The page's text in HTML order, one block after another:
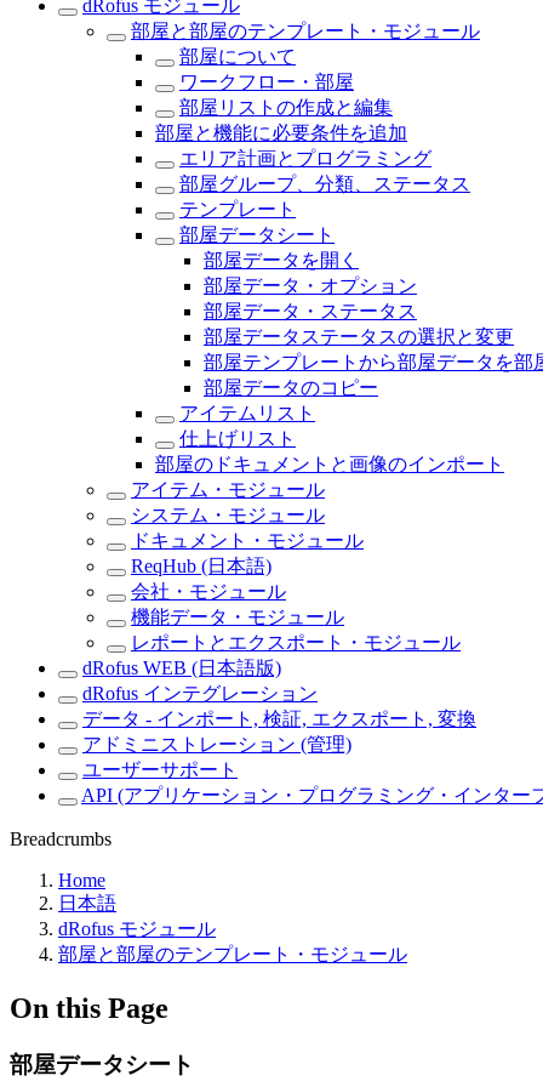
dRofus モジュール
部屋と部屋のテンプレート・モジュール
部屋について
ワークフロー・部屋
部屋リストの作成と編集
部屋と機能に必要条件を追加
エリア計画とプログラミング
部屋グループ、分類、ステータス
テンプレート
部屋データシート
部屋データを開く
部屋データ・オプション
部屋データ・ステータス
部屋データステータスの選択と変更
部屋テンプレートから部屋データを部
部屋データのコピー
アイテムリスト
仕上げリスト
部屋のドキュメントと画像のインポート
アイテム・モジュール
システム・モジュール
ドキュメント・モジュール
ReqHub (日本語)
会社・モジュール
機能データ・モジュール
レポートとエクスポート・モジュール
dRofus WEB (日本語版)
dRofus インテグレーション
データ - インポート, 検証, エクスポート, 変換
アドミニストレーション (管理)
ユーザーサポート
API (アプリケーション・プログラミング・インター
Breadcrumbs
Home
日本語
dRofus モジュール
部屋と部屋のテンプレート・モジュール
On this Page
部屋データシート